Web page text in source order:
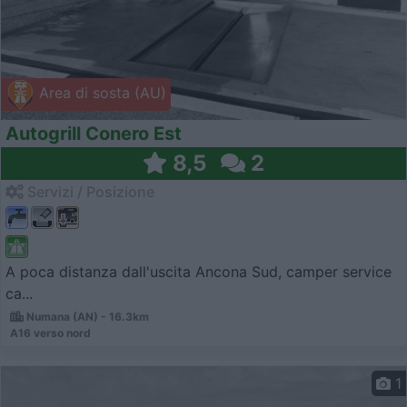
Area di sosta (AU)
Autogrill Conero Est
8,5 2
A poca distanza dall'uscita Ancona Sud, camper service
ca...
Numana (AN) - 16.3km
A16 verso nord
1